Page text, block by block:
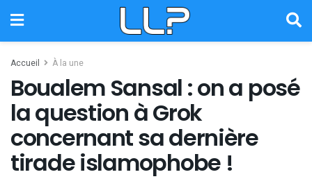
Accueil À la une
Boualem Sansal : on a posé
la question à Grok
concernant sa dernière
tirade islamophobe !